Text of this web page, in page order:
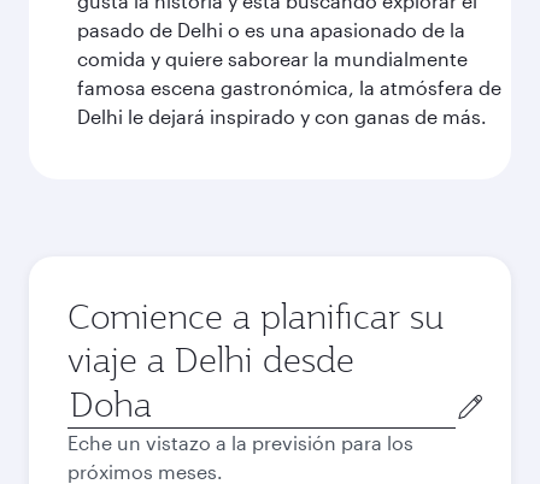
pasado de Delhi o es una apasionado de la
comida y quiere saborear la mundialmente
famosa escena gastronómica, la atmósfera de
Delhi le dejará inspirado y con ganas de más.
Comience a planificar su
viaje a Delhi desde
Ciudad
de
salida
Eche un vistazo a la previsión para los
próximos meses.